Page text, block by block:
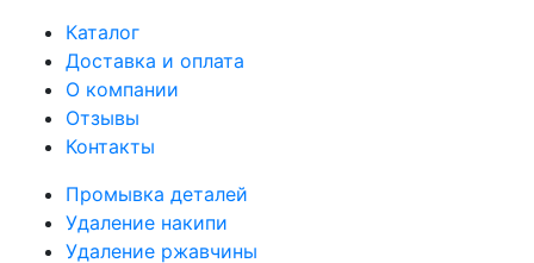
Каталог
Доставка и оплата
О компании
Отзывы
Контакты
Промывка деталей
Удаление накипи
Удаление ржавчины